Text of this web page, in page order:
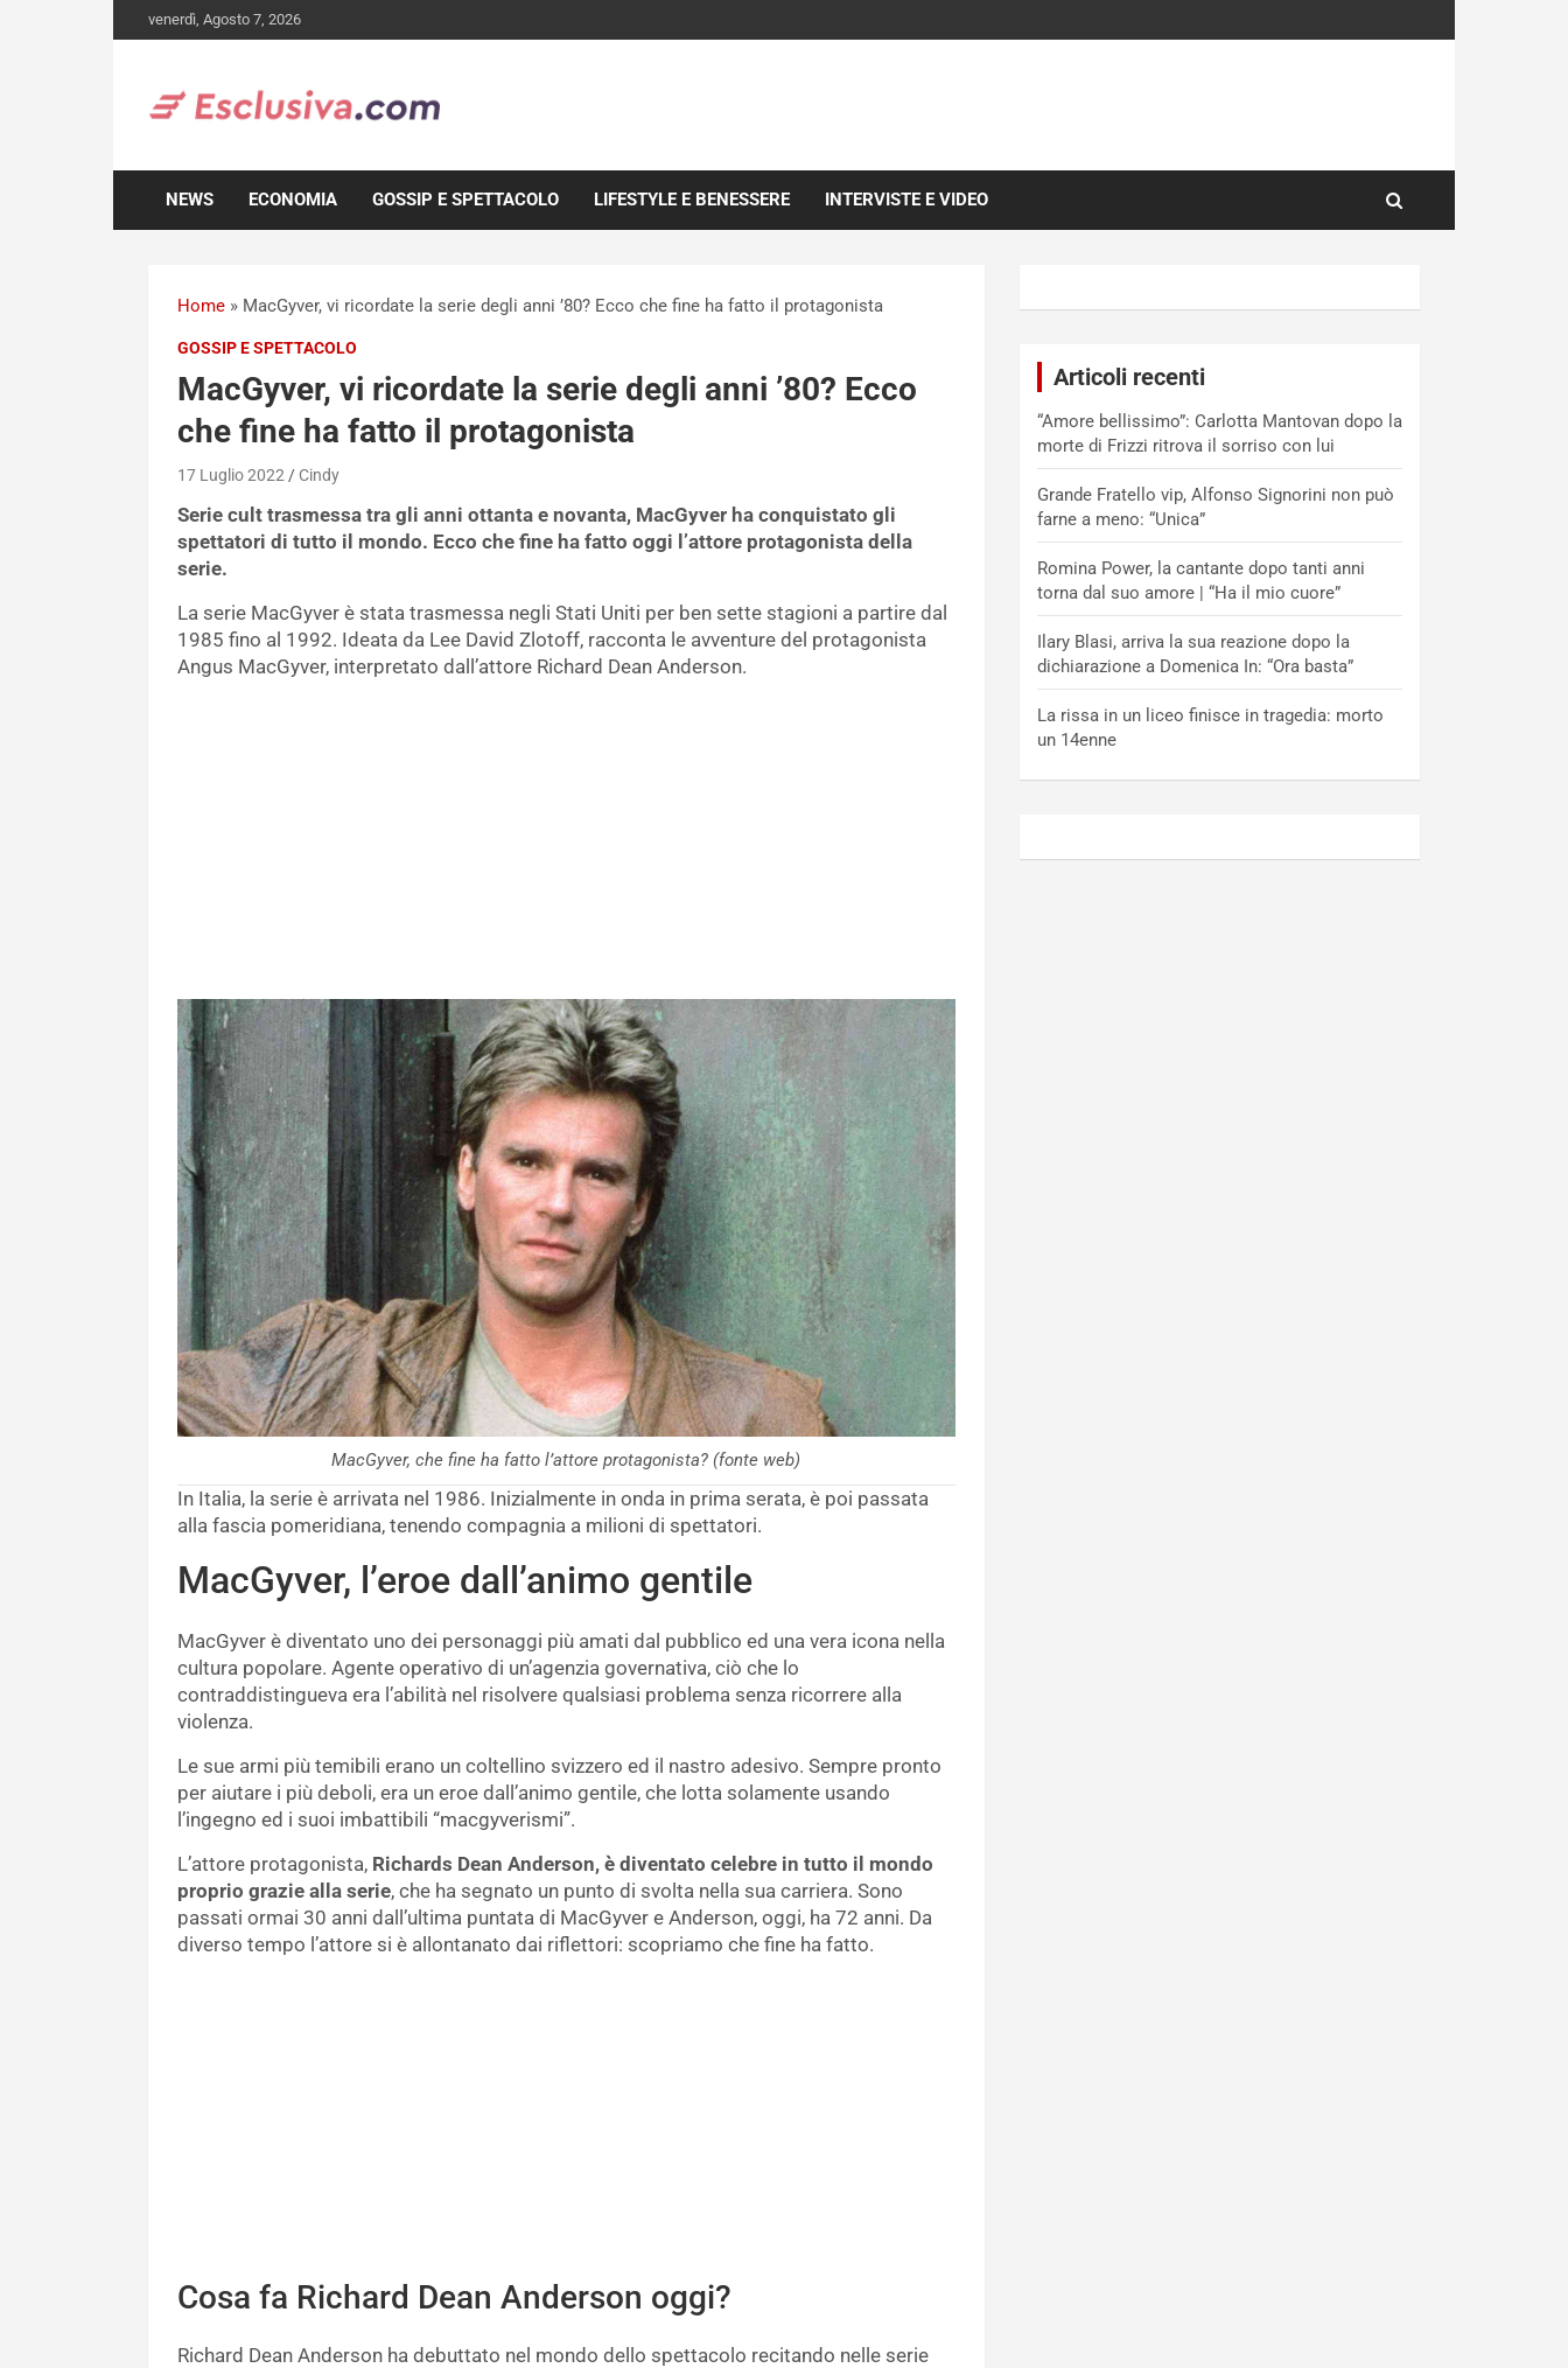
to
venerdì, Agosto 7, 2026
NEWS ECONOMIA GOSSIP E SPETTACOLO LIFESTYLE E BENESSERE INTERVISTE E VIDEO
Home » MacGyver, vi ricordate la serie degli anni ’80? Ecco che fine ha fatto il protagonista
GOSSIP E SPETTACOLO
MacGyver, vi ricordate la serie degli anni ’80? Ecco
che fine ha fatto il protagonista
17 Luglio 2022 Cindy
Serie cult trasmessa tra gli anni ottanta e novanta, MacGyver ha conquistato gli
spettatori di tutto il mondo. Ecco che fine ha fatto oggi l’attore protagonista della
serie.
La serie MacGyver è stata trasmessa negli Stati Uniti per ben sette stagioni a partire dal
1985 fino al 1992. Ideata da Lee David Zlotoff, racconta le avventure del protagonista
Angus MacGyver, interpretato dall’attore Richard Dean Anderson.
MacGyver, che fine ha fatto l’attore protagonista? (fonte web)
In Italia, la serie è arrivata nel 1986. Inizialmente in onda in prima serata, è poi passata
alla fascia pomeridiana, tenendo compagnia a milioni di spettatori.
MacGyver, l’eroe dall’animo gentile
MacGyver è diventato uno dei personaggi più amati dal pubblico ed una vera icona nella
cultura popolare. Agente operativo di un’agenzia governativa, ciò che lo
contraddistingueva era l’abilità nel risolvere qualsiasi problema senza ricorrere alla
violenza.
Le sue armi più temibili erano un coltellino svizzero ed il nastro adesivo. Sempre pronto
per aiutare i più deboli, era un eroe dall’animo gentile, che lotta solamente usando
l’ingegno ed i suoi imbattibili “macgyverismi”.
L’attore protagonista, Richards Dean Anderson, è diventato celebre in tutto il mondo
proprio grazie alla serie, che ha segnato un punto di svolta nella sua carriera. Sono
passati ormai 30 anni dall’ultima puntata di MacGyver e Anderson, oggi, ha 72 anni. Da
diverso tempo l’attore si è allontanato dai riflettori: scopriamo che fine ha fatto.
Cosa fa Richard Dean Anderson oggi?
Richard Dean Anderson ha debuttato nel mondo dello spettacolo recitando nelle serie
Articoli recenti
“Amore bellissimo”: Carlotta Mantovan dopo la
morte di Frizzi ritrova il sorriso con lui
Grande Fratello vip, Alfonso Signorini non può
farne a meno: “Unica”
Romina Power, la cantante dopo tanti anni
torna dal suo amore | “Ha il mio cuore”
Ilary Blasi, arriva la sua reazione dopo la
dichiarazione a Domenica In: “Ora basta”
La rissa in un liceo finisce in tragedia: morto
un 14enne